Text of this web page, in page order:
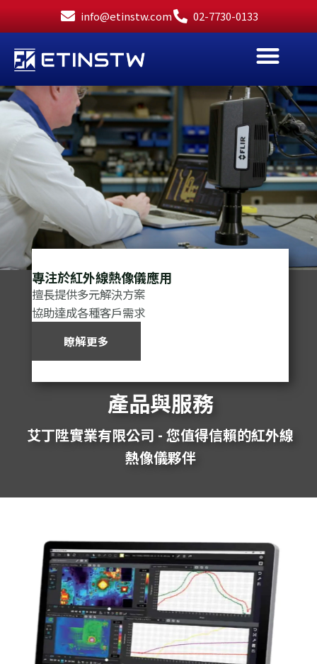
至
內
容
info@etinstw.com 02-7730-0133
產品與服務
艾丁陞實業有限公司 - 您值得信賴的紅外線
熱像儀夥伴
專注於紅外線熱像儀應用
擅長提供多元解決方案
協助達成各種客戶需求
瞭解更多